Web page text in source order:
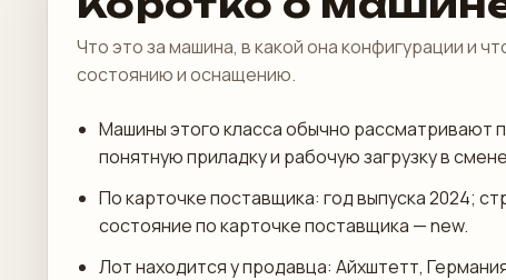
Что это за машина, в какой она конфигурации и
состоянию и оснащению.
Машины этого класса обычно рассматривают
понятную приладку и рабочую загрузку в
По карточке поставщика: год выпуска 2024;
состояние по карточке поставщика — new.
Лот находится у продавца: Айхштетт,